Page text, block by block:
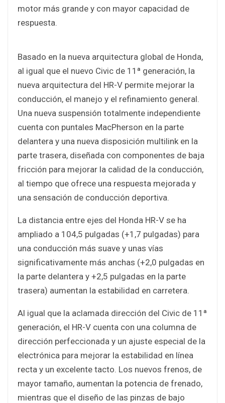
motor más grande y con mayor capacidad de
respuesta.
Basado en la nueva arquitectura global de Honda,
al igual que el nuevo Civic de 11ª generación, la
nueva arquitectura del HR-V permite mejorar la
conducción, el manejo y el refinamiento general.
Una nueva suspensión totalmente independiente
cuenta con puntales MacPherson en la parte
delantera y una nueva disposición multilink en la
parte trasera, diseñada con componentes de baja
fricción para mejorar la calidad de la conducción,
al tiempo que ofrece una respuesta mejorada y
una sensación de conducción deportiva.
La distancia entre ejes del Honda HR-V se ha
ampliado a 104,5 pulgadas (+1,7 pulgadas) para
una conducción más suave y unas vías
significativamente más anchas (+2,0 pulgadas en
la parte delantera y +2,5 pulgadas en la parte
trasera) aumentan la estabilidad en carretera.
Al igual que la aclamada dirección del Civic de 11ª
generación, el HR-V cuenta con una columna de
dirección perfeccionada y un ajuste especial de la
electrónica para mejorar la estabilidad en línea
recta y un excelente tacto. Los nuevos frenos, de
mayor tamaño, aumentan la potencia de frenado,
mientras que el diseño de las pinzas de bajo